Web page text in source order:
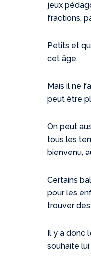
jeux
fractions,
Petits et
cet âge.
Mais il ne
peut être
On peut
tous les
bienvenu,
Certains
pour les
trouver
Il y a donc
souhaite